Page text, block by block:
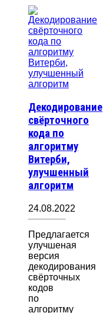
Декодирование
свёрточного
кода по
алгоритму
Витерби,
улучшенный
алгоритм
24.08.2022
Предлагается
улучшеная
версия
декодирования
свёрточных
кодов
по
алгоритму